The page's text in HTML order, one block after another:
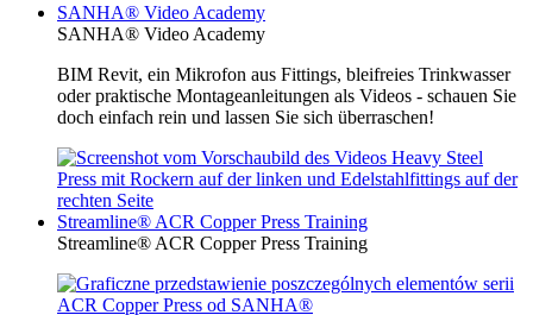
SANHA® Video Academy
SANHA® Video Academy
BIM Revit, ein Mikrofon aus Fittings, bleifreies Trinkwasser
oder praktische Montageanleitungen als Videos - schauen Sie
doch einfach rein und lassen Sie sich überraschen!
Streamline® ACR Copper Press Training
Streamline® ACR Copper Press Training